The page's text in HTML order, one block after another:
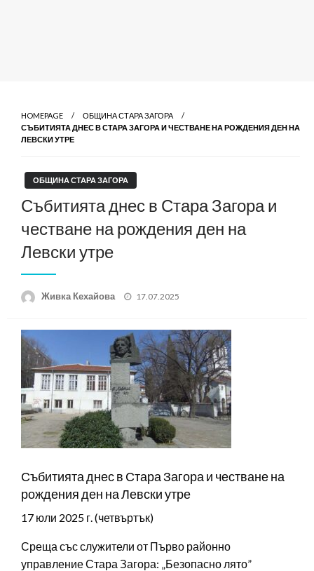
HOMEPAGE
ОБЩИНА СТАРА ЗАГОРА
СЪБИТИЯТА ДНЕС В СТАРА ЗАГОРА И ЧЕСТВАНЕ НА РОЖДЕНИЯ ДЕН НА
ЛЕВСКИ УТРЕ
ОБЩИНА СТАРА ЗАГОРА
Събитията днес в Стара Загора и
честване на рождения ден на
Левски утре
Живка Кехайова
Posted
17.07.2025
Събитията днес в Стара Загора и честване на
рождения ден на Левски утре
17 юли 2025 г. (четвъртък)
Среща със служители от Първо районно
управление Стара Загора: „Безопасно лято”